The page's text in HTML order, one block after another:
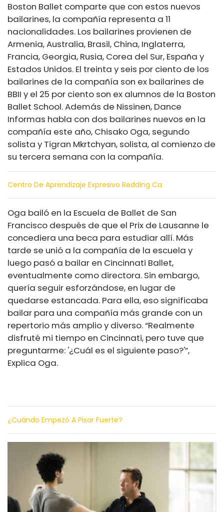
Boston Ballet comparte que con estos nuevos
bailarines, la compañía representa a 11
nacionalidades. Los bailarines provienen de
Armenia, Australia, Brasil, China, Inglaterra,
Francia, Georgia, Rusia, Corea del Sur, España y
Estados Unidos. El treinta y seis por ciento de los
bailarines de la compañía son ex bailarines de
BBII y el 25 por ciento son ex alumnos de la Boston
Ballet School. Además de Nissinen, Dance
Informas habla con dos bailarines nuevos en la
compañía este año, Chisako Oga, segundo
solista y Tigran Mkrtchyan, solista, al comienzo de
su tercera semana con la compañía.
Centro De Aprendizaje Expresivo Redding Ca
Oga bailó en la Escuela de Ballet de San
Francisco después de que el Prix de Lausanne le
concediera una beca para estudiar allí. Más
tarde se unió a la compañía de la escuela y
luego pasó a bailar en Cincinnati Ballet,
eventualmente como directora. Sin embargo,
quería seguir esforzándose, en lugar de
quedarse estancada. Para ella, eso significaba
bailar para una compañía más grande con un
repertorio más amplio y diverso. “Realmente
disfruté mi tiempo en Cincinnati, pero tuve que
preguntarme: '¿Cuál es el siguiente paso?'”,
Explica Oga.
¿cuándo Empezó A Pisar Fuerte?